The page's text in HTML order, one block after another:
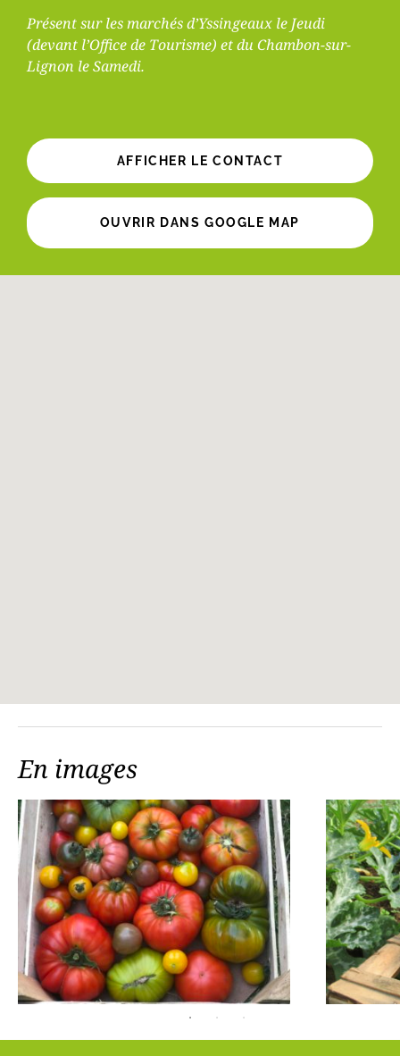
Présent sur les marchés d’Yssingeaux le Jeudi
(devant l’Office de Tourisme) et du Chambon-sur-
Lignon le Samedi.
AFFICHER LE CONTACT
OUVRIR DANS GOOGLE MAP
En images